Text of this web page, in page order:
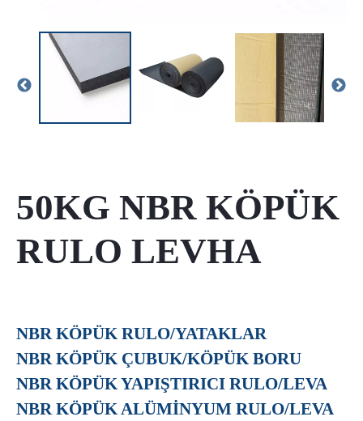
50KG NBR KÖPÜK
RULO LEVHA
NBR KÖPÜK RULO/YATAKLAR
NBR KÖPÜK ÇUBUK/KÖPÜK BORU
NBR KÖPÜK YAPIŞTIRICI RULO/LEVA
NBR KÖPÜK ALÜMİNYUM RULO/LEVA